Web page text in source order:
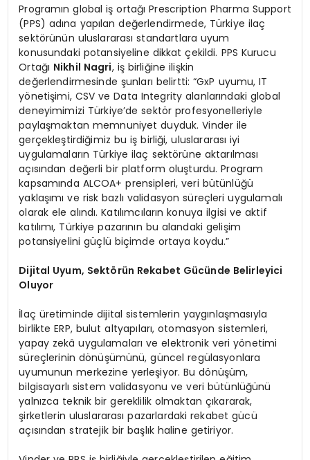
Programın global iş ortağı Prescription Pharma Support
(PPS) adına yapılan değerlendirmede, Türkiye ilaç
sektörünün uluslararası standartlara uyum
konusundaki potansiyeline dikkat çekildi. PPS Kurucu
Ortağı Nikhil Nagri, iş birliğine ilişkin
değerlendirmesinde şunları belirtti: “GxP uyumu, IT
yönetişimi, CSV ve Data Integrity alanlarındaki global
deneyimimizi Türkiye’de sektör profesyonelleriyle
paylaşmaktan memnuniyet duyduk. Vinder ile
gerçekleştirdiğimiz bu iş birliği, uluslararası iyi
uygulamaların Türkiye ilaç sektörüne aktarılması
açısından değerli bir platform oluşturdu. Program
kapsamında ALCOA+ prensipleri, veri bütünlüğü
yaklaşımı ve risk bazlı validasyon süreçleri uygulamalı
olarak ele alındı. Katılımcıların konuya ilgisi ve aktif
katılımı, Türkiye pazarının bu alandaki gelişim
potansiyelini güçlü biçimde ortaya koydu.”
Dijital Uyum, Sektörün Rekabet Gücünde Belirleyici
Oluyor
İlaç üretiminde dijital sistemlerin yaygınlaşmasıyla
birlikte ERP, bulut altyapıları, otomasyon sistemleri,
yapay zekâ uygulamaları ve elektronik veri yönetimi
süreçlerinin dönüşümünü, güncel regülasyonlara
uyumunun merkezine yerleşiyor. Bu dönüşüm,
bilgisayarlı sistem validasyonu ve veri bütünlüğünü
yalnızca teknik bir gereklilik olmaktan çıkararak,
şirketlerin uluslararası pazarlardaki rekabet gücü
açısından stratejik bir başlık haline getiriyor.